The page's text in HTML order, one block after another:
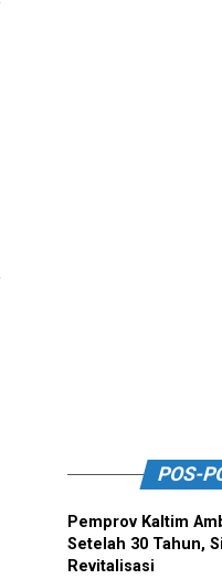
POS-
Pemprov Kaltim
Setelah 30 Tahun,
Revitalisasi